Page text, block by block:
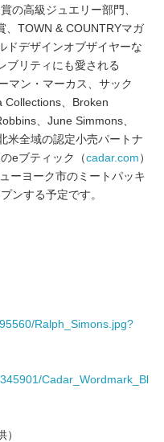
の高級ジュエリー部門、
、TOWN & COUNTRYマガ
ドデザインオブザイヤーな
ブリティにも愛される
マン・マーカス、サック
Collections、Broken
、June Simmons、
米全域の認定小売パートナ
eブティック（cadar.com ）
ーヨーク市のミートパッキ
ンする予定です。
Ralph_Simons.jpg?
Cadar_Wordmark_Bl
）